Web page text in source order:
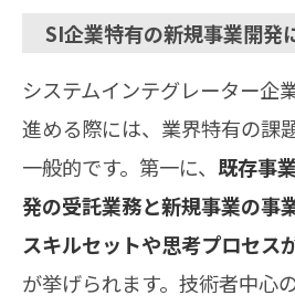
SI企業特有の新規事業開発
システムインテグレーター企
進める際には、業界特有の課
一般的です。第一に、 既存事
発の受託業務と新規事業の事
スキルセットや思考プロセス
が挙げられます。技術者中心